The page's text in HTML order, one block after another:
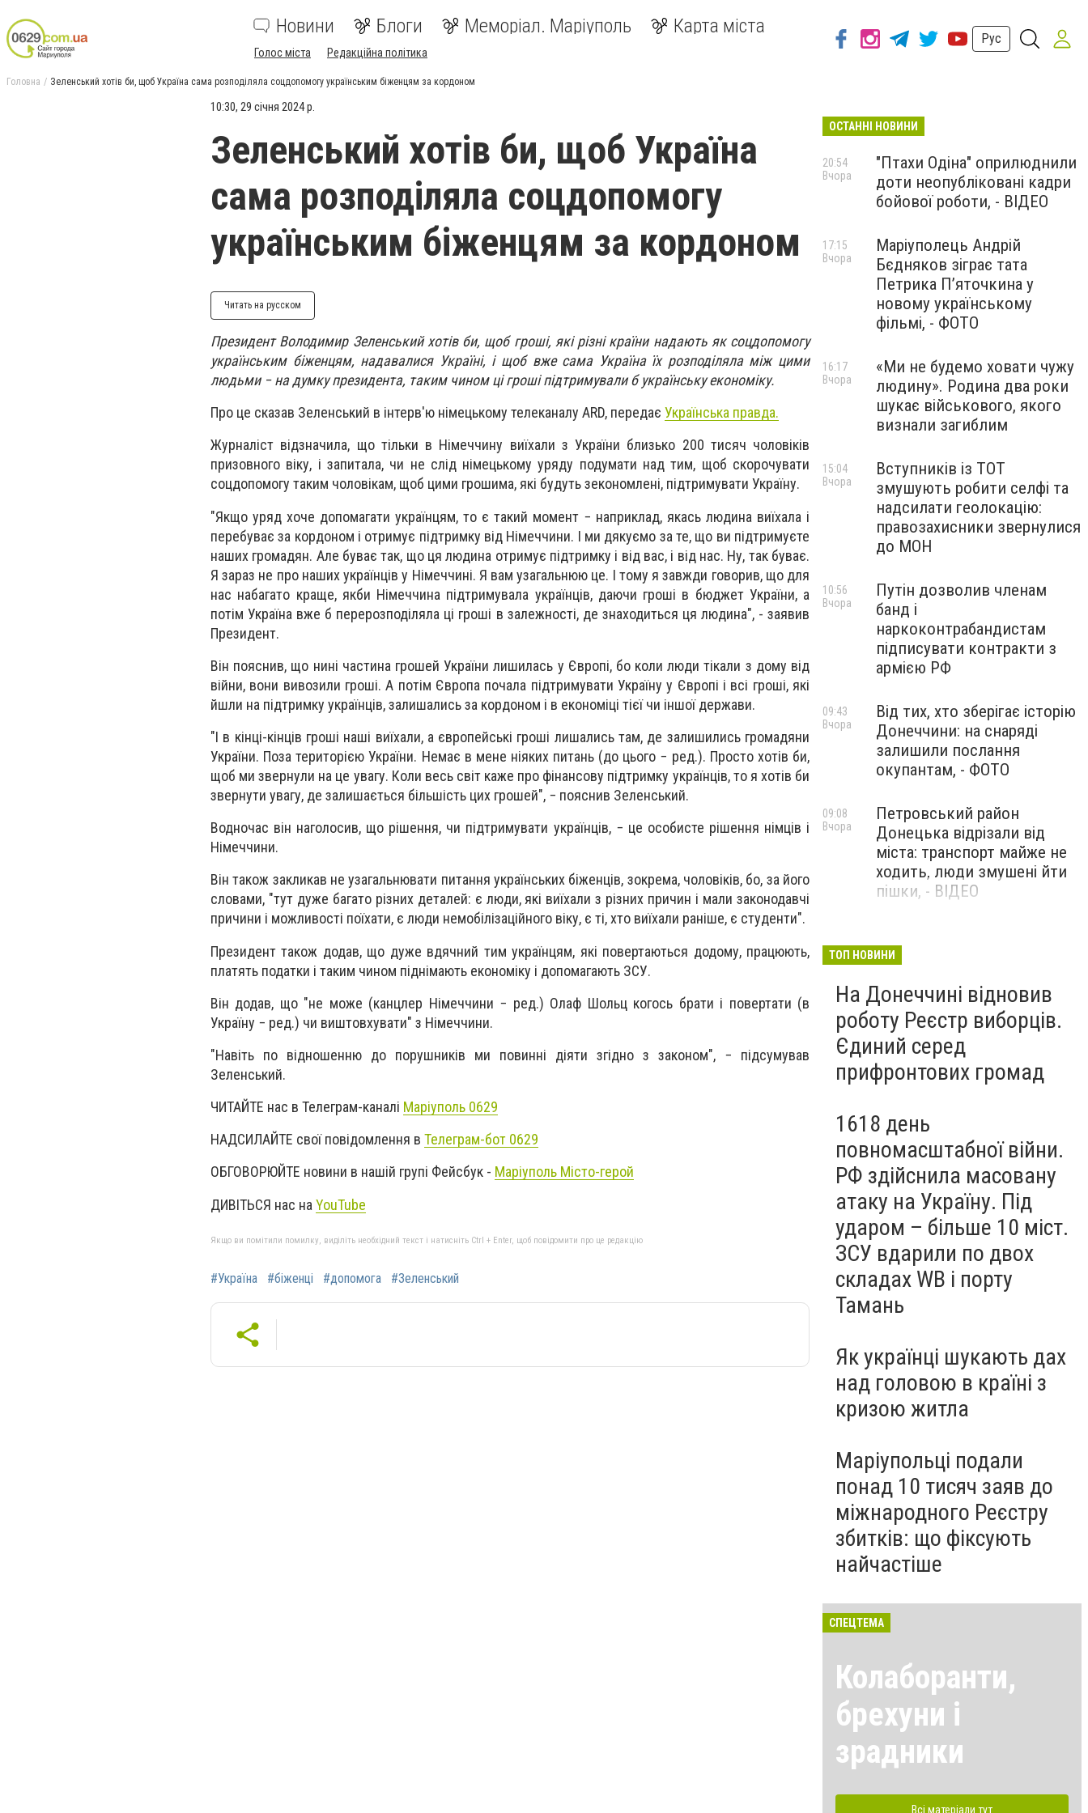
Новини Блоги Меморіал. Маріуполь Карта міста
Голос міста Редакційна політика
Рус
Головна Зеленський хотів би, щоб Україна сама розподіляла соцдопомогу українським біженцям за кордоном
10:30, 29 січня 2024 р.
Зеленський хотів би, щоб Україна
сама розподіляла соцдопомогу
українським біженцям за кордоном
Читать на русском
Президент Володимир Зеленський хотів би, щоб гроші, які різні країни надають як соцдопомогу
українським біженцям, надавалися Україні, і щоб вже сама Україна їх розподіляла між цими
людьми − на думку президента, таким чином ці гроші підтримували б українську економіку.
Про це сказав Зеленський в інтерв'ю німецькому телеканалу ARD, передає Українська правда.
Журналіст відзначила, що тільки в Німеччину виїхали з України близько 200 тисяч чоловіків
призовного віку, і запитала, чи не слід німецькому уряду подумати над тим, щоб скорочувати
соцдопомогу таким чоловікам, щоб цими грошима, які будуть зекономлені, підтримувати Україну.
"Якщо уряд хоче допомагати українцям, то є такий момент − наприклад, якась людина виїхала і
перебуває за кордоном і отримує підтримку від Німеччини. І ми дякуємо за те, що ви підтримуєте
наших громадян. Але буває так, що ця людина отримує підтримку і від вас, і від нас. Ну, так буває.
Я зараз не про наших українців у Німеччині. Я вам узагальнюю це. І тому я завжди говорив, що для
нас набагато краще, якби Німеччина підтримувала українців, даючи гроші в бюджет України, а
потім Україна вже б перерозподіляла ці гроші в залежності, де знаходиться ця людина", - заявив
Президент.
Він пояснив, що нині частина грошей України лишилась у Європі, бо коли люди тікали з дому від
війни, вони вивозили гроші. А потім Європа почала підтримувати Україну у Європі і всі гроші, які
йшли на підтримку українців, залишались за кордоном і в економіці тієї чи іншої держави.
"І в кінці-кінців гроші наші виїхали, а європейські гроші лишались там, де залишились громадяни
України. Поза територією України. Немає в мене ніяких питань (до цього − ред.). Просто хотів би,
щоб ми звернули на це увагу. Коли весь світ каже про фінансову підтримку українців, то я хотів би
звернути увагу, де залишається більшість цих грошей", − пояснив Зеленський.
Водночас він наголосив, що рішення, чи підтримувати українців, − це особисте рішення німців і
Німеччини.
Він також закликав не узагальнювати питання українських біженців, зокрема, чоловіків, бо, за його
словами, "тут дуже багато різних деталей: є люди, які виїхали з різних причин і мали законодавчі
причини і можливості поїхати, є люди немобілізаційного віку, є ті, хто виїхали раніше, є студенти".
Президент також додав, що дуже вдячний тим українцям, які повертаються додому, працюють,
платять податки і таким чином піднімають економіку і допомагають ЗСУ.
Він додав, що "не може (канцлер Німеччини − ред.) Олаф Шольц когось брати і повертати (в
Україну − ред.) чи виштовхувати" з Німеччини.
"Навіть по відношенню до порушників ми повинні діяти згідно з законом", − підсумував
Зеленський.
ЧИТАЙТЕ нас в Телеграм-каналі Маріуполь 0629
НАДСИЛАЙТЕ свої повідомлення в Телеграм-бот 0629
ОБГОВОРЮЙТЕ новини в нашій групі Фейсбук - Маріуполь Місто-герой
ДИВІТЬСЯ нас на YouTube
Якщо ви помітили помилку, виділіть необхідний текст і натисніть Ctrl + Enter, щоб повідомити про це редакцію
#Україна #біженці #допомога #Зеленський
ОСТАННІ НОВИНИ
"Птахи Одіна" оприлюднили
доти неопубліковані кадри
бойової роботи, - ВІДЕО
20:54
Вчора
Маріуполець Андрій
Бєдняков зіграє тата
Петрика П’яточкина у
новому українському
фільмі, - ФОТО
17:15
Вчора
«Ми не будемо ховати чужу
людину». Родина два роки
шукає військового, якого
визнали загиблим
16:17
Вчора
Вступників із ТОТ
змушують робити селфі та
надсилати геолокацію:
правозахисники звернулися
до МОН
15:04
Вчора
Путін дозволив членам
банд і
наркоконтрабандистам
підписувати контракти з
армією РФ
10:56
Вчора
Від тих, хто зберігає історію
Донеччини: на снаряді
залишили послання
окупантам, - ФОТО
09:43
Вчора
Петровський район
Донецька відрізали від
міста: транспорт майже не
ходить, люди змушені йти
пішки, - ВІДЕО
09:08
Вчора
війни. РФ вдарила
столиці. 15 людей загинули.
В Росії палають
енергопідстанції та
черговий WB
Вчора
ТОП НОВИНИ
На Донеччині відновив
роботу Реєстр виборців.
Єдиний серед
прифронтових громад
1618 день
повномасштабної війни.
РФ здійснила масовану
атаку на Україну. Під
ударом – більше 10 міст.
ЗСУ вдарили по двох
складах WB і порту
Тамань
Як українці шукають дах
над головою в країні з
кризою житла
Маріупольці подали
понад 10 тисяч заяв до
міжнародного Реєстру
збитків: що фіксують
найчастіше
СПЕЦТЕМА
Колаборанти,
брехуни і
зрадники
Всі матеріали тут